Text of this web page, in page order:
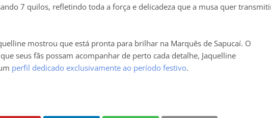
7 quilos, refletindo toda a força e delicadeza que a musa quer
mostrou que está pronta para brilhar na Marquês de Sapucaí. O
seus fãs possam acompanhar de perto cada detalhe, Jaquelline
perfil dedicado exclusivamente ao período festivo.